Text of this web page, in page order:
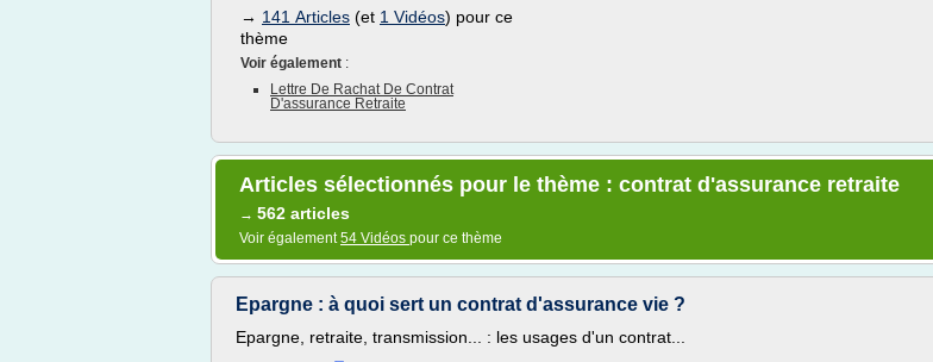
→ 141 Articles (et 1 Vidéos) pour ce
thème
Voir également :
Lettre De Rachat De Contrat
D'assurance Retraite
Articles sélectionnés pour le thème : contrat d'assurance retraite
→ 562 articles
Voir également54 Vidéos pour ce thème
Epargne : à quoi sert un contrat d'assurance vie ?
Epargne, retraite, transmission... : les usages d'un contrat...